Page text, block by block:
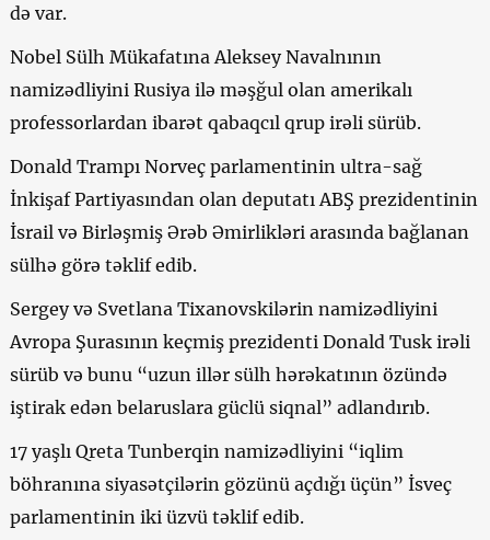
də var.
Nobel Sülh Mükafatına Aleksey Navalnının
namizədliyini Rusiya ilə məşğul olan amerikalı
professorlardan ibarət qabaqcıl qrup irəli sürüb.
Donald Trampı Norveç parlamentinin ultra-sağ
İnkişaf Partiyasından olan deputatı ABŞ prezidentinin
İsrail və Birləşmiş Ərəb Əmirlikləri arasında bağlanan
sülhə görə təklif edib.
Sergey və Svetlana Tixanovskilərin namizədliyini
Avropa Şurasının keçmiş prezidenti Donald Tusk irəli
sürüb və bunu “uzun illər sülh hərəkatının özündə
iştirak edən belaruslara güclü siqnal” adlandırıb.
17 yaşlı Qreta Tunberqin namizədliyini “iqlim
böhranına siyasətçilərin gözünü açdığı üçün” İsveç
parlamentinin iki üzvü təklif edib.